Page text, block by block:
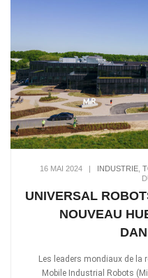
16 MAI 2024 | INDUSTRIE
UNIVERSAL
NOUVEAU
Les leaders mondiaux de la
Mobile Industrial Robots